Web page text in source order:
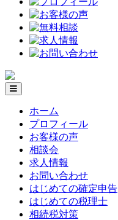
ホーム
プロフィール
お客様の声
相談会
求人情報
お問い合わせ
はじめての確定申告
はじめての税理士
相続税対策